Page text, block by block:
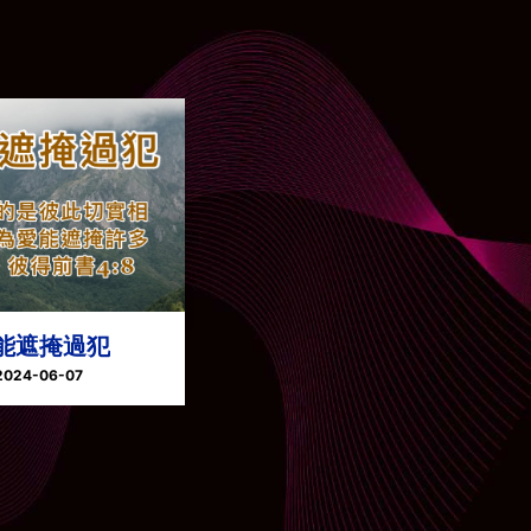
遮掩過犯
06-07